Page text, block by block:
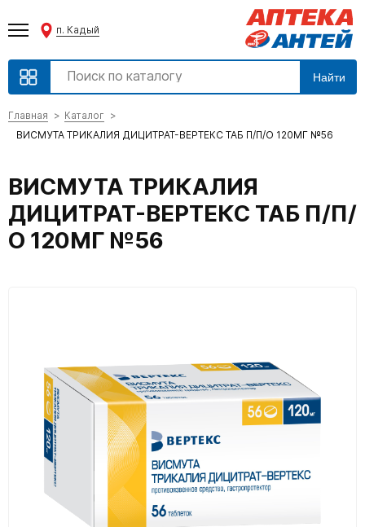
п. Кадый
Найти
Главная
Каталог
ВИСМУТА ТРИКАЛИЯ ДИЦИТРАТ-ВЕРТЕКС ТАБ П/П/О 120МГ №56
ВИСМУТА ТРИКАЛИЯ
ДИЦИТРАТ-ВЕРТЕКС ТАБ П/П/
О 120МГ №56